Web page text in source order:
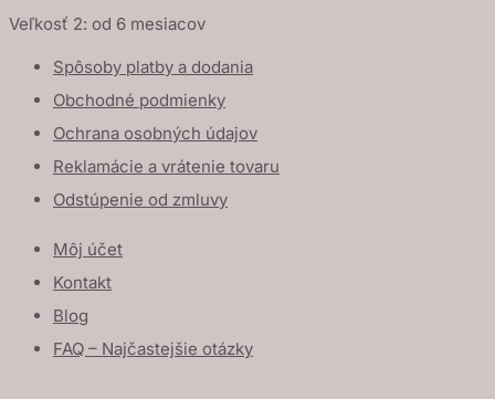
Veľkosť 2: od 6 mesiacov
Spôsoby platby a dodania
Obchodné podmienky
Ochrana osobných údajov
Reklamácie a vrátenie tovaru
Odstúpenie od zmluvy
Môj účet
Kontakt
Blog
FAQ – Najčastejšie otázky